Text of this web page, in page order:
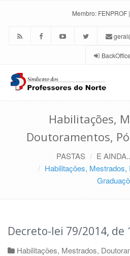
Membro: FENPROF |
BackOffice
Habilitações,
Doutoramentos,
PASTAS E
Habilitações,
Decreto-lei 79/2014, de
Habilitações, Mestrados,